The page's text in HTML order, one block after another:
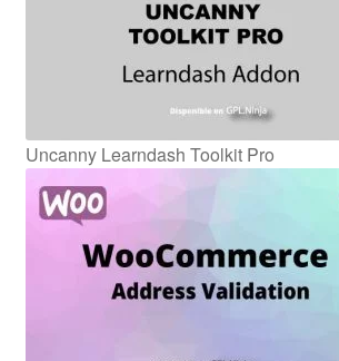
Uncanny Learndash Toolkit Pro